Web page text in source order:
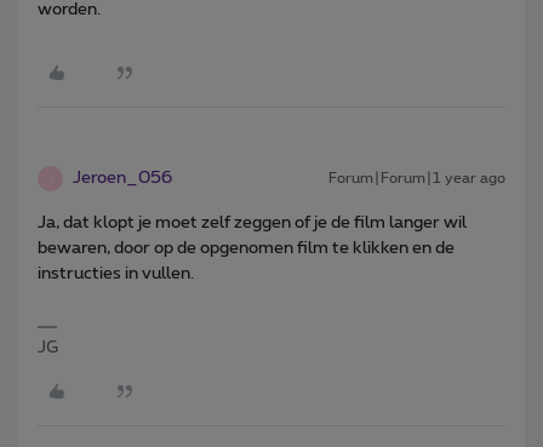
worden.
Jeroen_056 Forum|Forum|1 year ago
Ja, dat klopt je moet zelf zeggen of je de film langer wil
bewaren, door op de opgenomen film te klikken en de
instructies in vullen.
JG